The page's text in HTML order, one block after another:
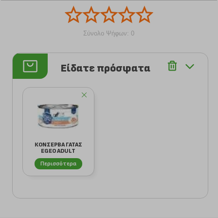
Σύνολο Ψήφων: 0
Είδατε πρόσφατα
ΚΟΝΣΕΡΒΑ ΓΑΤΑΣ
EGEO ADULT
ΦΙΛΕΤΟ ΤΟΝΟΥ ΜΕ
ΣΟΛ...
Περισσότερα